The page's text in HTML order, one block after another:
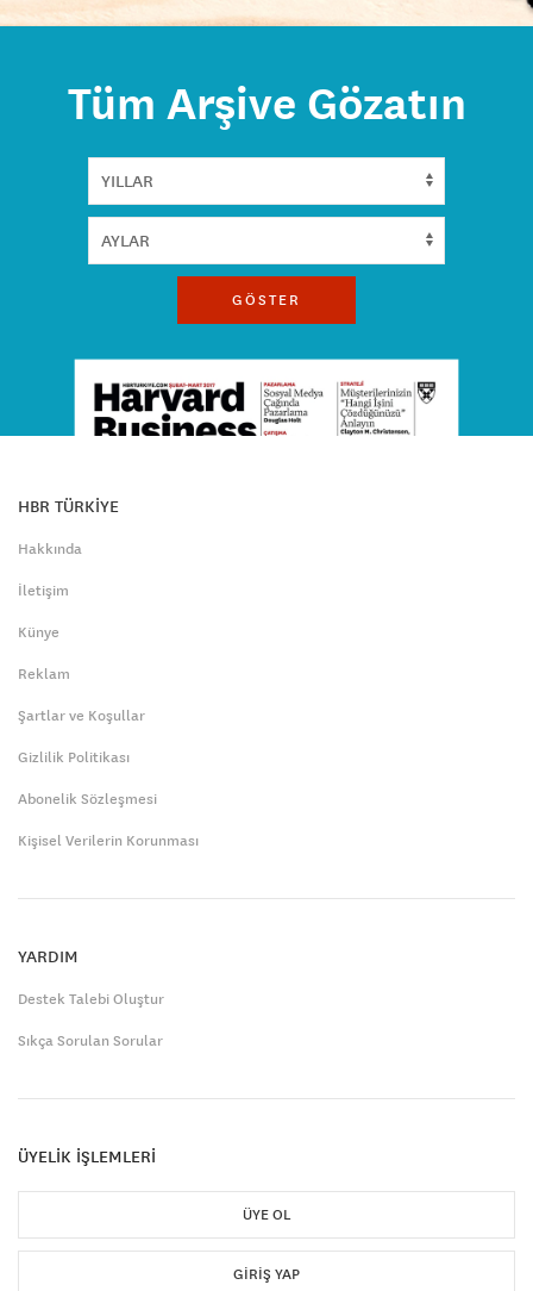
Tüm Arşive Gözatın
GÖSTER
HBR TÜRKİYE
Hakkında
İletişim
Künye
Reklam
Şartlar ve Koşullar
Gizlilik Politikası
Abonelik Sözleşmesi
Kişisel Verilerin Korunması
YARDIM
Destek Talebi Oluştur
Sıkça Sorulan Sorular
ÜYELİK İŞLEMLERİ
ÜYE OL
GIRIŞ YAP